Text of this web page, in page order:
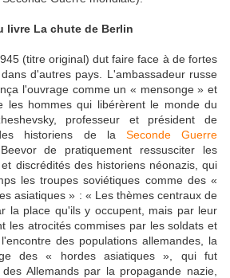
livre La chute de Berlin
(titre original) dut faire face à de fortes
d'autres pays. L'ambassadeur russe
l'ouvrage comme un « mensonge » et
les hommes qui libérèrent le monde du
professeur et président de
historiens de la Seconde Guerre
de pratiquement ressusciter les
discrédités des historiens néonazis, qui
les troupes soviétiques comme des «
asiatiques » : « Les thèmes centraux de
la place qu'ils y occupent, mais par leur
les atrocités commises par les soldats et
des populations allemandes, la
des « hordes asiatiques », qui fut
Allemands par la propagande nazie,